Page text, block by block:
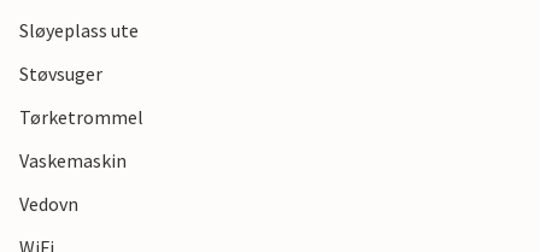
Sløyeplass ute
Støvsuger
Tørketrommel
Vaskemaskin
Vedovn
WiFi